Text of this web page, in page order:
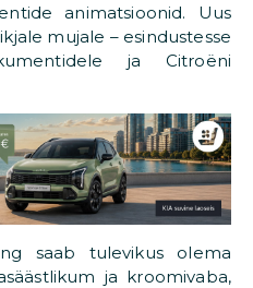
animatsioonid. Uus
mujale – esindustesse
ja Citroëni
saab tulevikus olema
ja kroomivaba,